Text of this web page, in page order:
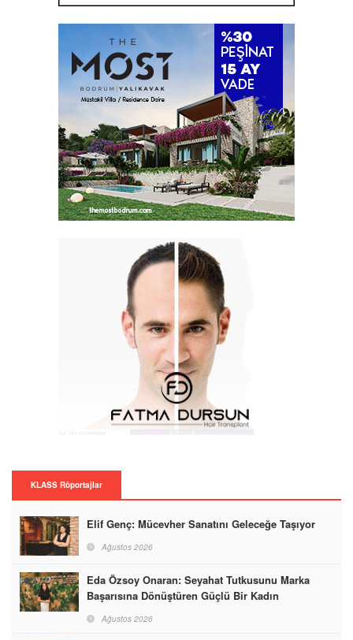
KLASS Röportajlar
Elif Genç: Mücevher Sanatını Geleceğe Taşıyor
Ağustos 2026
Eda Özsoy Onaran: Seyahat Tutkusunu Marka
Başarısına Dönüştüren Güçlü Bir Kadın
Ağustos 2026